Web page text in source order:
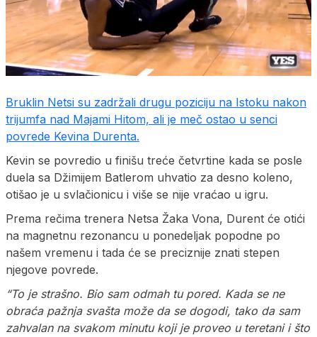
Bruklin Netsi su zadržali drugu poziciju na Istoku nakon
trijumfa nad Majami Hitom, ali je meč ostao u senci
povrede Kevina Durenta.
Kevin se povredio u finišu treće četvrtine kada se posle
duela sa Džimijem Batlerom uhvatio za desno koleno,
otišao je u svlačionicu i više se nije vraćao u igru.
Prema rečima trenera Netsa Žaka Vona, Durent će otići
na magnetnu rezonancu u ponedeljak popodne po
našem vremenu i tada će se preciznije znati stepen
njegove povrede.
“To je strašno. Bio sam odmah tu pored. Kada se ne
obraća pažnja svašta može da se dogodi, tako da sam
zahvalan na svakom minutu koji je proveo u teretani i što